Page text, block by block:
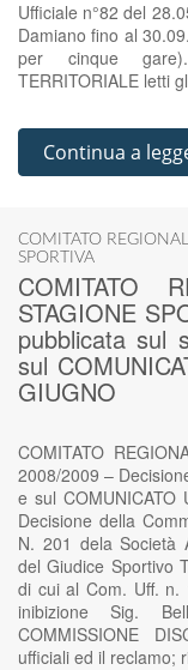
Ufficiale n°82 del
Damiano fino al
per cinque gare).
TERRITORIALE letti
Continua a
COMITATO
SPORTIVA
COMITATO
STAGIONE
pubblicata sul
sul
GIUGNO
COMITATO
2008/2009 –
e sul COMUNICATO
Decisione della
N. 201 dela Società
del Giudice Sportivo
di cui al Com. Uff. n.
inibizione Sig.
COMMISSIONE
ufficiali ed il reclamo;